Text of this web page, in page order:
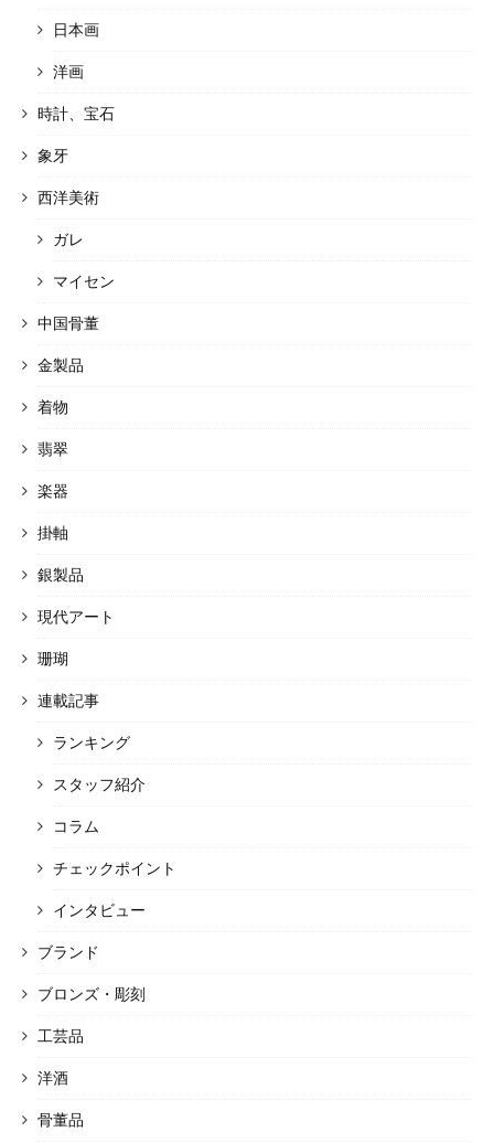
日本画
洋画
時計、宝石
象牙
西洋美術
ガレ
マイセン
中国骨董
金製品
着物
翡翠
楽器
掛軸
銀製品
現代アート
珊瑚
連載記事
ランキング
スタッフ紹介
コラム
チェックポイント
インタビュー
ブランド
ブロンズ・彫刻
工芸品
洋酒
骨董品